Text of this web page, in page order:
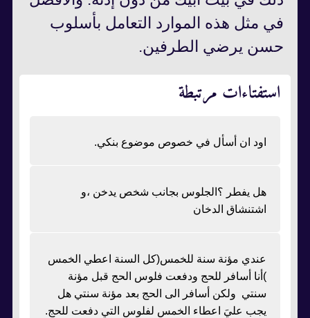
في مثل هذه الموارد التعامل بأسلوب
حسن یرضي الطرفين.
استفتاءات مرتبطة
اود ان أسأل في خصوص موضوع بنكي.
هل يفطر ؟الجلوس بجانب شخص يدخن ،و
اشتنشاق الدخان
عندي مؤنة سنة للخمس(كل السنة اعطي الخمس
)أنا أسافر للحج ودفعت فلوس الحج قبل مؤنة
سنتي ولكن أسافر الى الحج بعد مؤنة سنتي هل
يجب عليَ اعطاء الخمس لفلوس التي دفعت للحج.